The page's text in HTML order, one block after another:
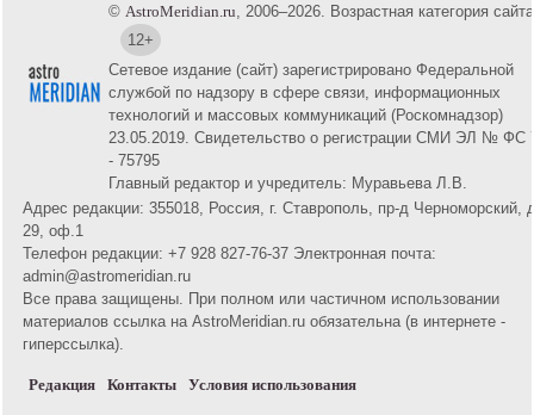
© AstroMeridian.ru , 2006–2026. Возрастная категория
12+
Сетевое издание (сайт) зарегистрировано Федеральной
службой по надзору в сфере связи, информационных
технологий и массовых коммуникаций (Роскомнадзор)
23.05.2019. Свидетельство о регистрации СМИ ЭЛ № ФС
- 75795
Главный редактор и учредитель: Муравьева Л.В.
Адрес редакции: 355018, Россия, г. Ставрополь, пр-д Черноморский,
29, оф.1
Телефон редакции: +7 928 827-76-37 Электронная почта:
admin@astromeridian.ru
Все права защищены. При полном или частичном использовании
материалов ссылка на AstroMeridian.ru обязательна (в интернете -
гиперссылка).
Редакция Контакты Условия использования